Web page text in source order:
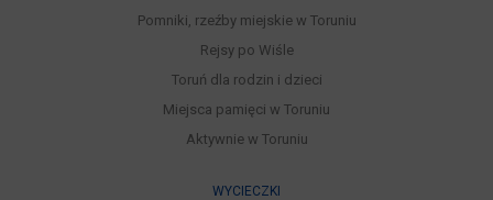
Pomniki, rzeźby miejskie w Toruniu
Rejsy po Wiśle
Toruń dla rodzin i dzieci
Miejsca pamięci w Toruniu
Aktywnie w Toruniu
WYCIECZKI